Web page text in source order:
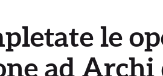
le
ad